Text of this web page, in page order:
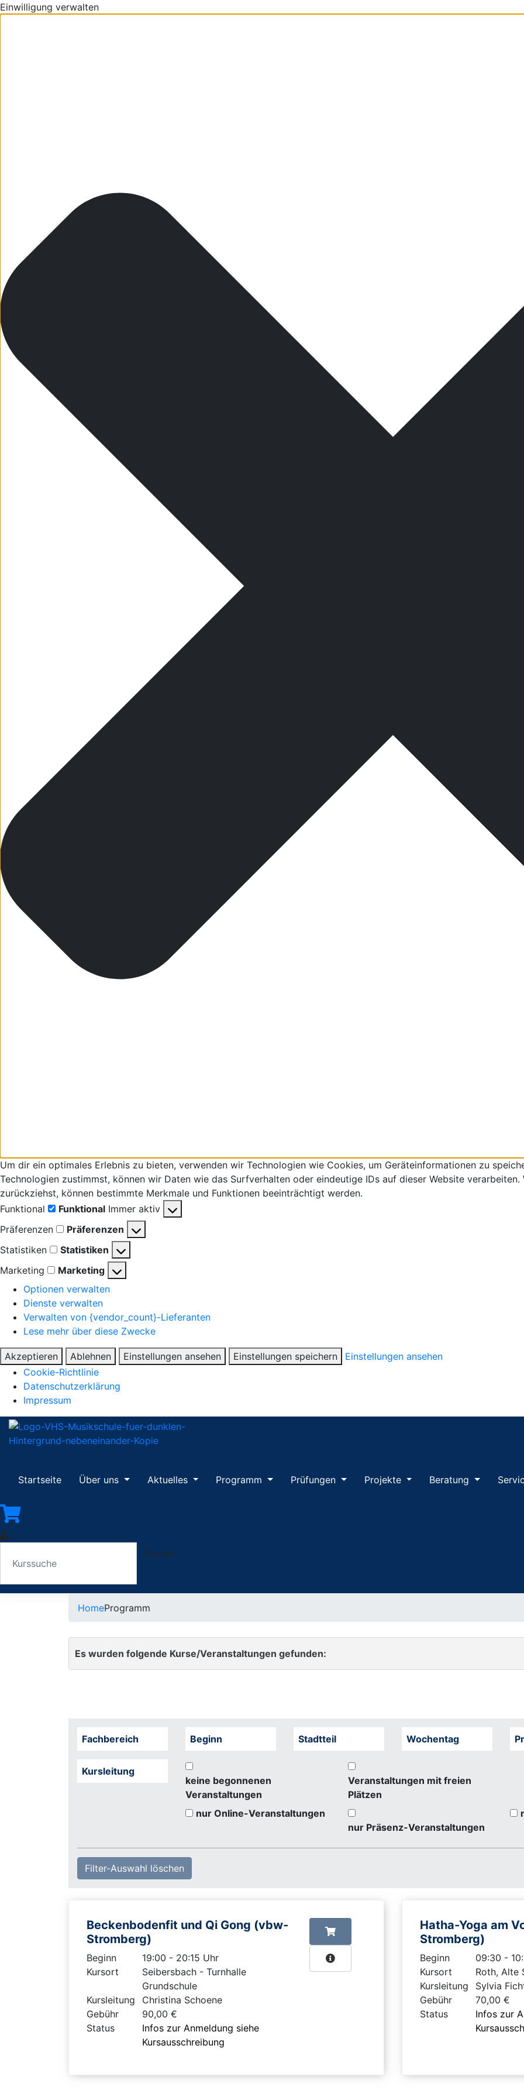
Einwilligung verwalten
Um dir ein optimales Erlebnis zu bieten, verwenden wir Technologien wie Cookies, um Geräteinformationen zu
Technologien zustimmst, können wir Daten wie das Surfverhalten oder eindeutige IDs auf dieser Website
zurückziehst, können bestimmte Merkmale und Funktionen beeinträchtigt werden.
Funktional
Funktional Immer aktiv
Präferenzen
Präferenzen
Statistiken
Statistiken
Marketing
Marketing
Optionen verwalten
Dienste verwalten
Verwalten von {vendor_count}-Lieferanten
Lese mehr über diese Zwecke
Akzeptieren Ablehnen Einstellungen ansehen Einstellungen speichern
Einstellungen ansehen
Cookie-Richtlinie
Datenschutzerklärung
Impressum
Startseite Über uns Aktuelles Programm Prüfungen Projekte Beratung
Suchen
HomeProgramm
Es wurden folgende Kurse/Veranstaltungen gefunden:
Fachbereich Beginn Stadtteil Wochentag
Kursleitung
keine begonnenen
Veranstaltungen
Veranstaltungen mit freien
Plätzen
nur Online-Veranstaltungen
nur Präsenz-Veranstaltungen
Filter-Auswahl löschen
Beckenbodenfit und Qi Gong (vbw-
Stromberg)
Beginn
19:00 - 20:15 Uhr
Kursort
Seibersbach - Turnhalle
Grundschule
Kursleitung
Christina Schoene
Gebühr
90,00 €
Status
Infos zur Anmeldung siehe
Kursausschreibung
Hatha-Yoga am
Stromberg)
Beginn
09:30 -
Kursort
Roth, Alte
Kursleitung
Sylvia
Gebühr
70,00 €
Status
Infos zur